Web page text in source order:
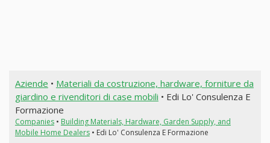
Aziende • Materiali da costruzione, hardware, forniture da
giardino e rivenditori di case mobili • Edi Lo' Consulenza E
Formazione
Companies• Building Materials, Hardware, Garden Supply, and
Mobile Home Dealers• Edi Lo' Consulenza E Formazione